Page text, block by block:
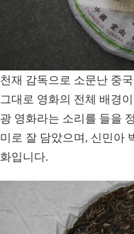
천재 감독으로 소문난 중
그대로 영화의 전체 배경
광 영화라는 소리를 들을
미로 잘 담았으며, 신민아
화입니다.